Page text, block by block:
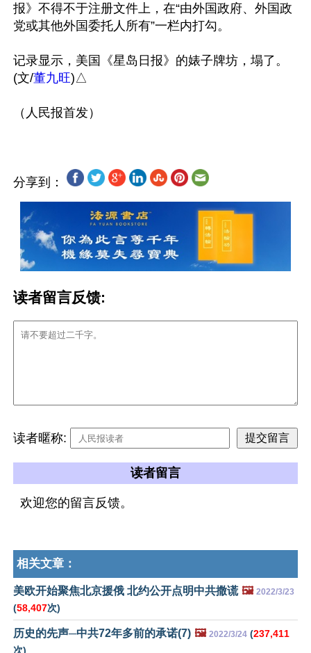
报》不得不于注册文件上，在“由外国政府、外国政
党或其他外国委托人所有”一栏内打勾。
记录显示，美国《星岛日报》的婊子牌坊，塌了。
(文/董九旺)△
分享到：
读者留言反馈:
读者暱称:
读者留言
欢迎您的留言反馈。
相关文章：
美欧开始聚焦北京援俄 北约公开点明中共撒谎 🖼️ 2022/3/23
(58,407次)
历史的先声─中共72年多前的承诺(7) 🖼️ 2022/3/24 (237,411
次)